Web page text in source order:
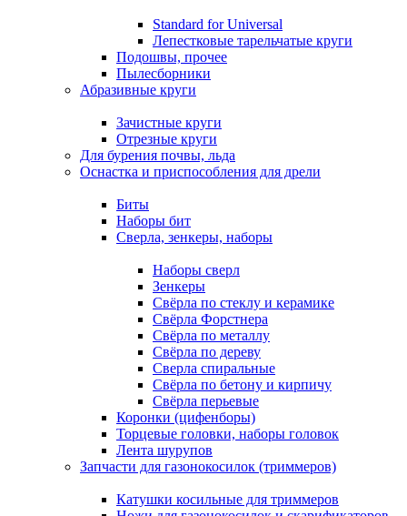
Standard for Universal
Лепестковые тарельчатые круги
Подошвы, прочее
Пылесборники
Абразивные круги
Зачистные круги
Отрезные круги
Для бурения почвы, льда
Оснастка и приспособления для дрели
Биты
Наборы бит
Сверла, зенкеры, наборы
Наборы сверл
Зенкеры
Свёрла по стеклу и керамике
Свёрла Форстнера
Свёрла по металлу
Свёрла по дереву
Сверла спиральные
Свёрла по бетону и кирпичу
Свёрла перьевые
Коронки (цифенборы)
Торцевые головки, наборы головок
Лента шурупов
Запчасти для газонокосилок (триммеров)
Катушки косильные для триммеров